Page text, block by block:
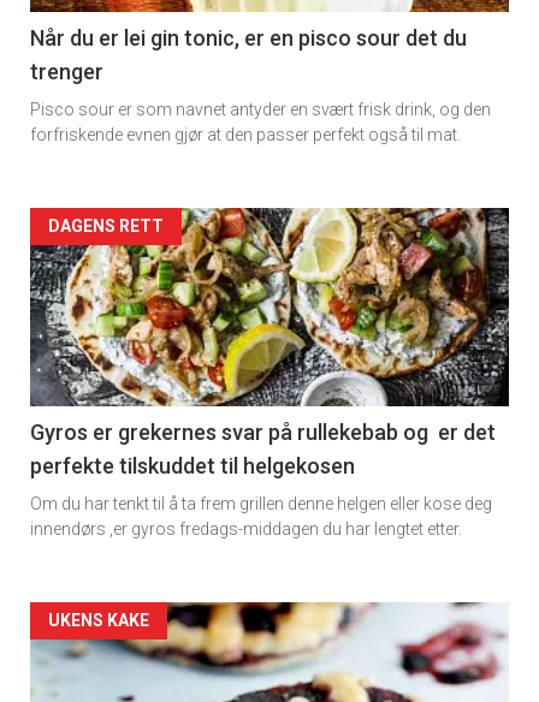
11
Dagens
rett
Når du er lei gin tonic, er en pisco sour det du
trenger
Pisco sour er som navnet antyder en svært frisk drink, og den
forfriskende evnen gjør at den passer perfekt også til mat.
Artikler
detail
-
section
11
Dagens
rett
DAGENS RETT
Gyros er grekernes svar på rullekebab og er det
perfekte tilskuddet til helgekosen
Om du har tenkt til å ta frem grillen denne helgen eller kose deg
innendørs ,er gyros fredags-middagen du har lengtet etter.
Artikler
detail
UKENS KAKE